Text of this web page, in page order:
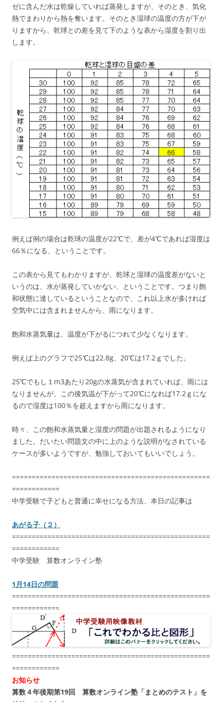
ゼに含んだ水は乾燥していれば蒸発しますが、そのとき、気化
熱でまわりから熱を奪います。そのとき湿球の温度の方が下が
りますから、乾球との差を見て下のような表から湿度を割り出
します。
例えば例の場合は乾球の温度が22℃で、差が4℃であれば湿度は
66％になる、ということです。
この表から見てもわかりますが、乾球と湿球の温度差がないと
いうのは、水が蒸発していかない、ということです。つまり飽
和状態に達しているということなので、これ以上水が多ければ
空気中には含まれませんから、雨になります。
飽和水蒸気量は、温度が下がるにつれて少なくなります。
例えば上のグラフで25℃は22.8g、20℃は17.2ｇでした。
25℃でもし１m3あたり20gの水蒸気が含まれていれば、雨には
なりませんが、この後気温が下がって20℃になれば17.2ｇにな
るので湿度は100％を超えますから雨になります。
時々、この飽和水蒸気量と湿度の問題が出題されるようになり
ました。だいたい問題文の中に上のような説明がなされている
ケースが多いようですが、勉強しておいてもいいでしょう。
==================================================
============
中学受験で子どもと普通に幸せになる方法、本日の記事は
あがる子（２）
==================================================
============
中学受験 算数オンライン塾
1月14日の問題
==================================================
============
==================================================
============
お知らせ
算数４年後期第19回 算数オンライン塾「まとめのテスト」を